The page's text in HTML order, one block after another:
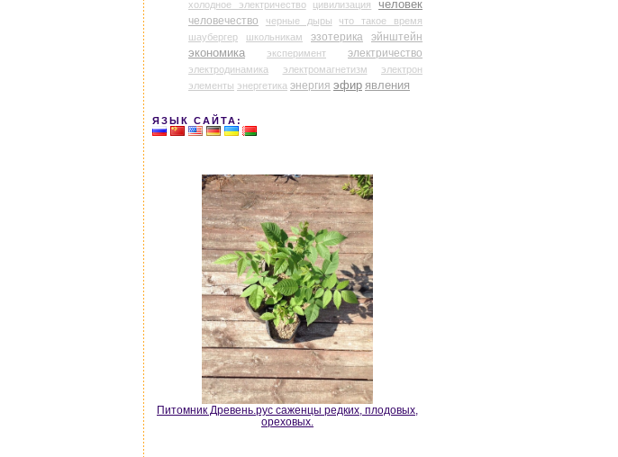
холодное электричество
цивилизация человек
человечество черные дыры
что такое время
шаубергер
школьникам эзотерика
эйнштейн
экономика
эксперимент электричество
электродинамика электромагнетизм
электрон
элементы энергетика энергия эфир явления
ЯЗЫК САЙТА:
Питомник Древень.рус саженцы редких, плодовых,
ореховых.